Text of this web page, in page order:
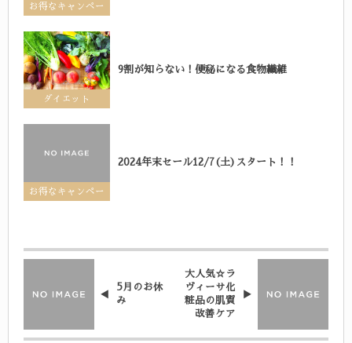
お得なキャンペー
ダイエット
9割が知らない！便秘になる食物繊維
お得なキャンペー
2024年末セール12/7(土)スタート！！
5月のお休
み
大人気☆ラ
ヴィーサ化
粧品の肌質
改善ケア